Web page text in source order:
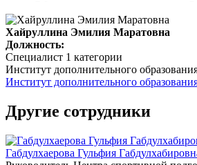
Хайруллина Эмилия Маратовна
Должность:
Специалист 1 категории
Институт дополнительного
Институт дополнительного
Другие сотрудники
Габдулхаерова Гульфия